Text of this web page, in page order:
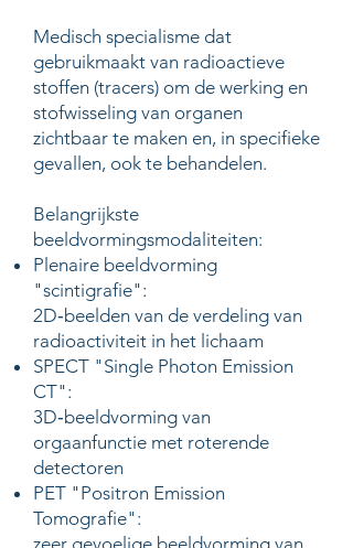
​Medisch specialisme dat
gebruikmaakt van radioactieve
stoffen (tracers) om de werking en
stofwisseling van organen
zichtbaar te maken en, in specifieke
gevallen, ook te behandelen.
Belangrijkste
beeldvormingsmodaliteiten:
Plenaire beeldvorming
"scintigrafie":
2D‑beelden van de verdeling van
radioactiviteit in het lichaam
SPECT "Single Photon Emission
CT":
3D‑beeldvorming van
orgaanfunctie met roterende
detectoren
PET "Positron Emission
Tomografie":
zeer gevoelige beeldvorming van